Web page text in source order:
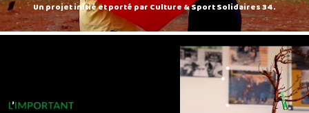
Un projet initié et porté par Culture & Sport Solidaires 34.